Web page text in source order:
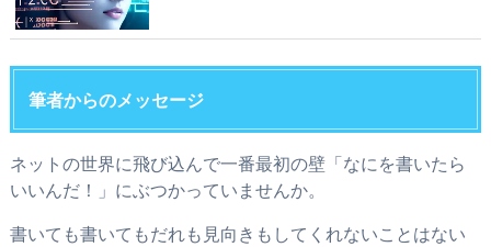
筆者からのメッセージ
ネットの世界に飛び込んで一番最初の壁「なにを書いたら
いいんだ！」にぶつかっていませんか。
書いても書いてもだれも見向きもしてくれないことはない